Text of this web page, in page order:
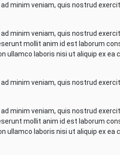
minim veniam, quis nostrud
minim veniam, quis nostrud
mollit anim id est laborum
ullamco laboris nisi ut aliquip ex ea
minim veniam, quis nostrud
minim veniam, quis nostrud
mollit anim id est laborum
ullamco laboris nisi ut aliquip ex ea